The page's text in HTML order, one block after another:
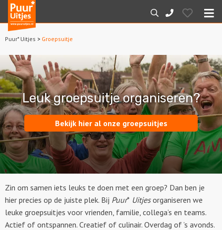
Puur*
Uitjes
Zoeken
088-
7887000
Hearts
Arrangementen
Dagarrangementen
Avondarrangementen
Varen
Boottochten
Losse boothuur
Sport en spel
Puur* Uitjes > Groepsuitje
Leuk groepsuitje organiseren?
Bekijk hier al onze groepsuitjes
Zin om samen iets leuks te doen met een groep? Dan ben je
hier precies op de juiste plek. Bij Puur* Uitjesorganiseren we
leuke groepsuitjes voor vrienden, familie, collega’s en teams.
Actief of ontspannen. Creatief of culinair. Overdag of ’s avonds.